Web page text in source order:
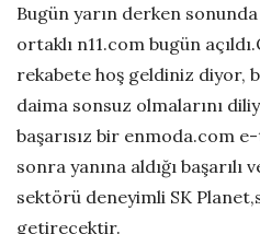
b
l
i
s
h
D
a
t
Bugün yarın derken
ortaklı n11.com bugün
rekabete hoş geldiniz diyor,
daima sonsuz olmalarını
başarısız bir enmoda.com
sonra yanına aldığı
sektörü deneyimli SK
getirecektir.